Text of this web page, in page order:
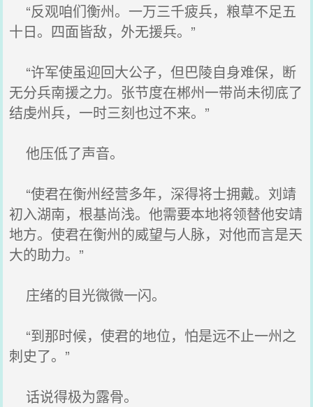
“反观咱们衡州。一万三千疲兵，粮草不足五
十日。四面皆敌，外无援兵。”
“许军使虽迎回大公子，但巴陵自身难保，断
无分兵南援之力。张节度在郴州一带尚未彻底了
结虔州兵，一时三刻也过不来。”
他压低了声音。
“使君在衡州经营多年，深得将士拥戴。刘靖
初入湖南，根基尚浅。他需要本地将领替他安靖
地方。使君在衡州的威望与人脉，对他而言是天
大的助力。”
庄绪的目光微微一闪。
“到那时候，使君的地位，怕是远不止一州之
刺史了。”
话说得极为露骨。